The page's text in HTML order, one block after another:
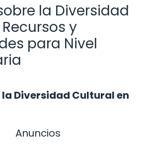
la Diversidad
y
para Nivel
Diversidad Cultural en
Anuncios